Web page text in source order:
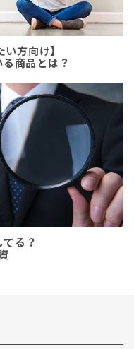
方向け】
商品とは？
る？